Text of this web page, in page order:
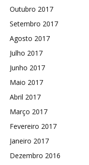
Outubro 2017
Setembro 2017
Agosto 2017
Julho 2017
Junho 2017
Maio 2017
Abril 2017
Março 2017
Fevereiro 2017
Janeiro 2017
Dezembro 2016